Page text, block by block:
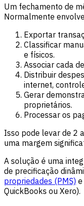
Um fechamento de
Normalmente
Exportar
Classificar
e físicos.
Associar cada
Distribuir
internet,
Gerar
proprietários.
Processar os
Isso pode levar de 2
uma margem
A solução é uma
de precificação
propriedades (PMS)
QuickBooks ou Xero).